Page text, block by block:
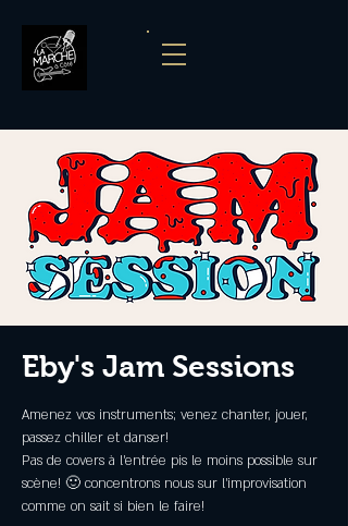
Eby's Jam Sessions
Amenez vos instruments; venez chanter, jouer,
passez chiller et danser!
Pas de covers à l'entrée pis le moins possible sur
scène! 🙂 concentrons nous sur l'improvisation
comme on sait si bien le faire!